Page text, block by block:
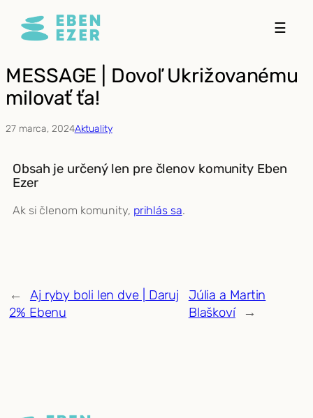
Prejsť
☰
MESSAGE | Dovoľ Ukrižovanému
milovať ťa!
27 marca, 2024Aktuality
Obsah je určený len pre členov komunity Eben
Ezer
Ak si členom komunity, prihlás sa.
←
Aj ryby boli len dve | Daruj
2% Ebenu
Júlia a Martin
Blaškoví
→